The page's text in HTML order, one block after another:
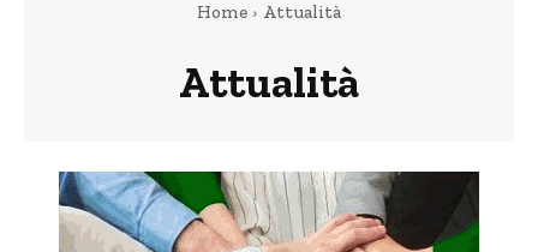
Home Attualità
Attualità